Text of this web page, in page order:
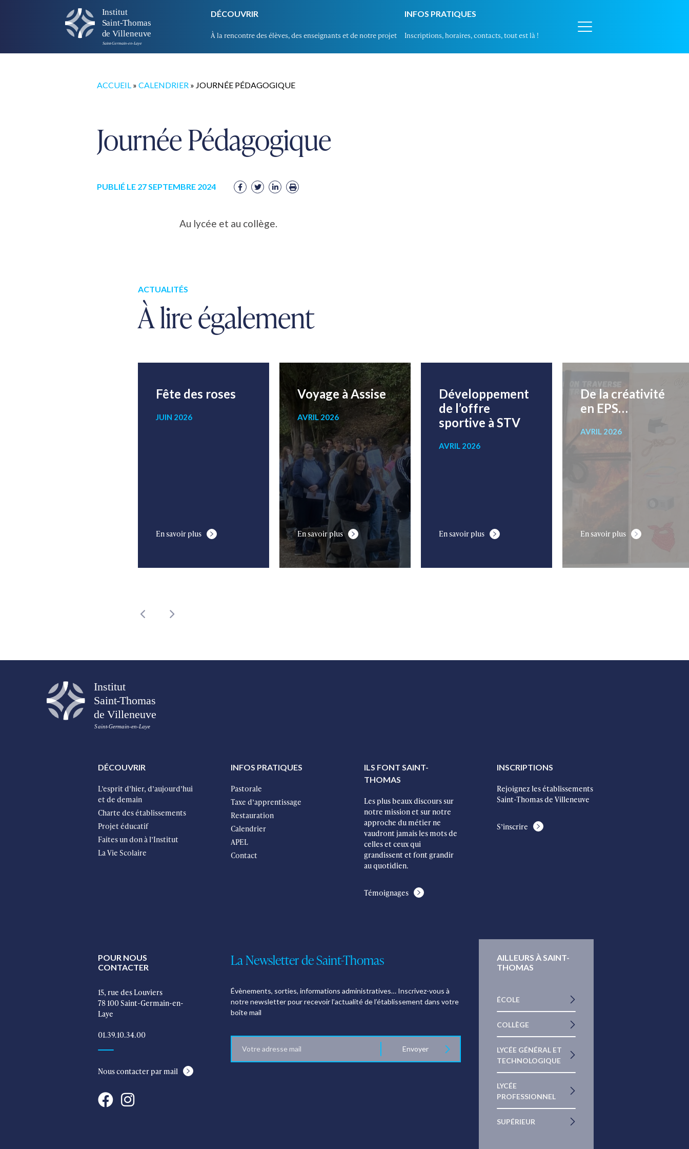
DÉCOUVRIR
À la rencontre des élèves, des enseignants et de notre projet
INFOS PRATIQUES
Inscriptions, horaires, contacts, tout est là !
ACCUEIL» CALENDRIER» JOURNÉE PÉDAGOGIQUE
Journée Pédagogique
PUBLIÉ LE 27 SEPTEMBRE 2024
Au lycée et au collège.
ACTUALITÉS
À lire également
Fête des roses
JUIN 2026
En savoir plus
Voyage à Assise
AVRIL 2026
En savoir plus
Développement
de l’offre
sportive à STV
AVRIL 2026
En savoir plus
De la créativité
en EPS…
AVRIL 2026
En savoir plus
DÉCOUVRIR
L’esprit d’hier, d’aujourd’hui
et de demain
Charte des établissements
Projet éducatif
Faites un don à l’Institut
La Vie Scolaire
INFOS PRATIQUES
Pastorale
Taxe d’apprentissage
Restauration
Calendrier
APEL
Contact
ILS FONT SAINT-
THOMAS
Les plus beaux discours sur
notre mission et sur notre
approche du métier ne
vaudront jamais les mots de
celles et ceux qui
grandissent et font grandir
au quotidien.
Témoignages
INSCRIPTIONS
Rejoignez les établissements
Saint-Thomas de Villeneuve
S’inscrire
POUR NOUS
CONTACTER
15, rue des Louviers
78 100 Saint-Germain-en-
Laye
01.39.10.34.00
Nous contacter par mail
La Newsletter de Saint-Thomas
Évènements, sorties, informations administratives… Inscrivez-vous à
notre newsletter pour recevoir l’actualité de l’établissement dans votre
boîte mail
mail
Envoyer
AILLEURS À SAINT-
THOMAS
ÉCOLE
COLLÈGE
LYCÉE GÉNÉRAL ET
TECHNOLOGIQUE
LYCÉE
PROFESSIONNEL
SUPÉRIEUR